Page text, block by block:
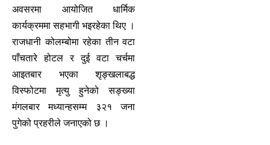
अवसरमा आयोजित धार्मिक
कार्यक्रममा सहभागी भइरहेका थिए ।
राजधानी कोलम्बोमा रहेका तीन वटा
पाँचतारे होटल र दुई वटा चर्चमा
आइतबार भएका शृङ्खलाबद्ध
विस्फोटमा मृत्यु हुनेको सङ्ख्या
मंगलबार मध्यान्हसम्म ३२१ जना
पुगेको प्रहरीले जनाएको छ ।